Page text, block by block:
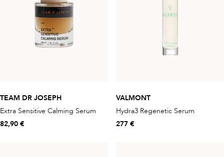
TEAM DR JOSEPH
Extra Sensitive Calming Serum
82,90 €
VALMONT
Hydra3 Regenetic Serum
277 €